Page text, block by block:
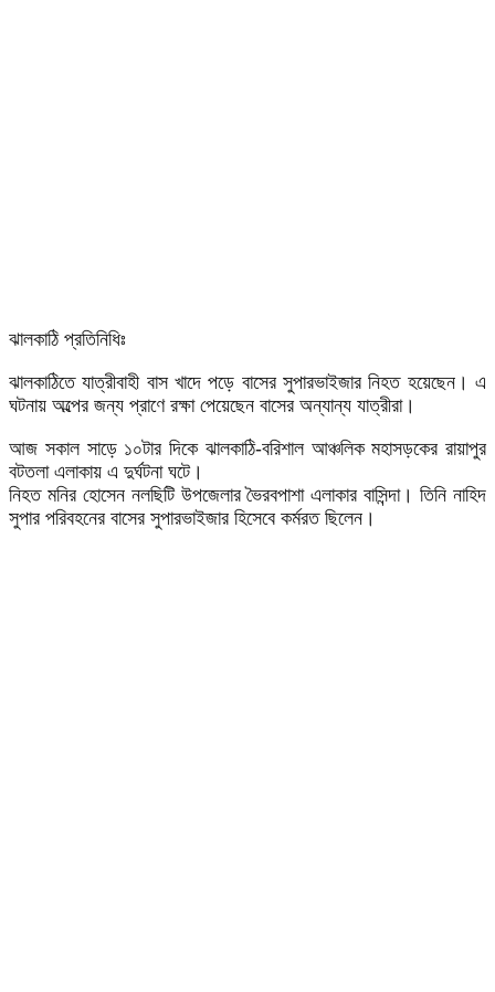
ঝালকাঠি প্রতিনিধিঃ
ঝালকাঠিতে যাত্রীবাহী বাস খাদে পড়ে বাসের সুপারভাইজার নিহত হয়েছেন। এ
ঘটনায় অল্পের জন্য প্রাণে রক্ষা পেয়েছেন বাসের অন্যান্য যাত্রীরা।
আজ সকাল সাড়ে ১০টার দিকে ঝালকাঠি-বরিশাল আঞ্চলিক মহাসড়কের রায়াপুর
বটতলা এলাকায় এ দুর্ঘটনা ঘটে।
নিহত মনির হোসেন নলছিটি উপজেলার ভৈরবপাশা এলাকার বাসিন্দা। তিনি নাহিদ
সুপার পরিবহনের বাসের সুপারভাইজার হিসেবে কর্মরত ছিলেন।